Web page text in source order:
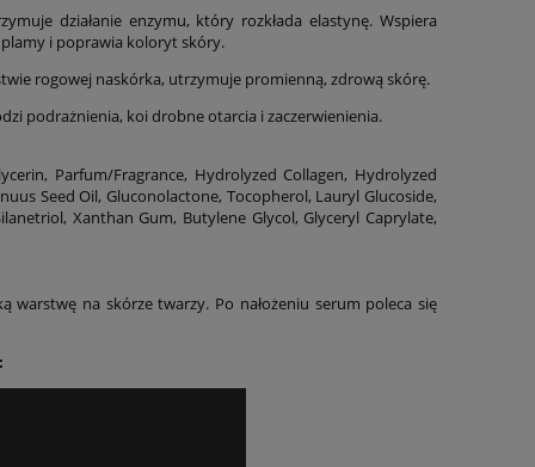
działanie enzymu, który rozkłada elastynę. Wspiera
plamy i poprawia koloryt skóry.
rogowej naskórka, utrzymuje promienną, zdrową skórę.
podrażnienia, koi drobne otarcia i zaczerwienienia.
Parfum/Fragrance, Hydrolyzed Collagen, Hydrolyzed
Seed Oil, Gluconolactone, Tocopherol, Lauryl Glucoside,
Xanthan Gum, Butylene Glycol, Glyceryl Caprylate,
warstwę na skórze twarzy. Po nałożeniu serum poleca się